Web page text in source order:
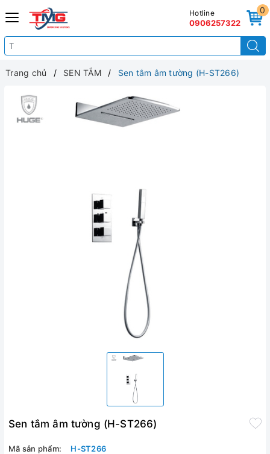
0
Hotline
0906257322
Trang chủ SEN TẮM Sen tắm âm tường (H-ST266)
Sen tắm âm tường (H-ST266)
Mã sản phẩm:
H-ST266